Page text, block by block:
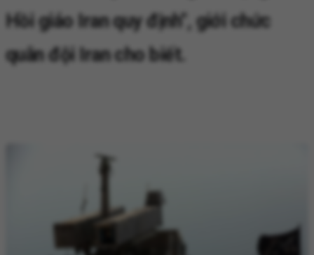
Hồi giáo Iran quy định", giới chức
quân đội Iran cho biết.